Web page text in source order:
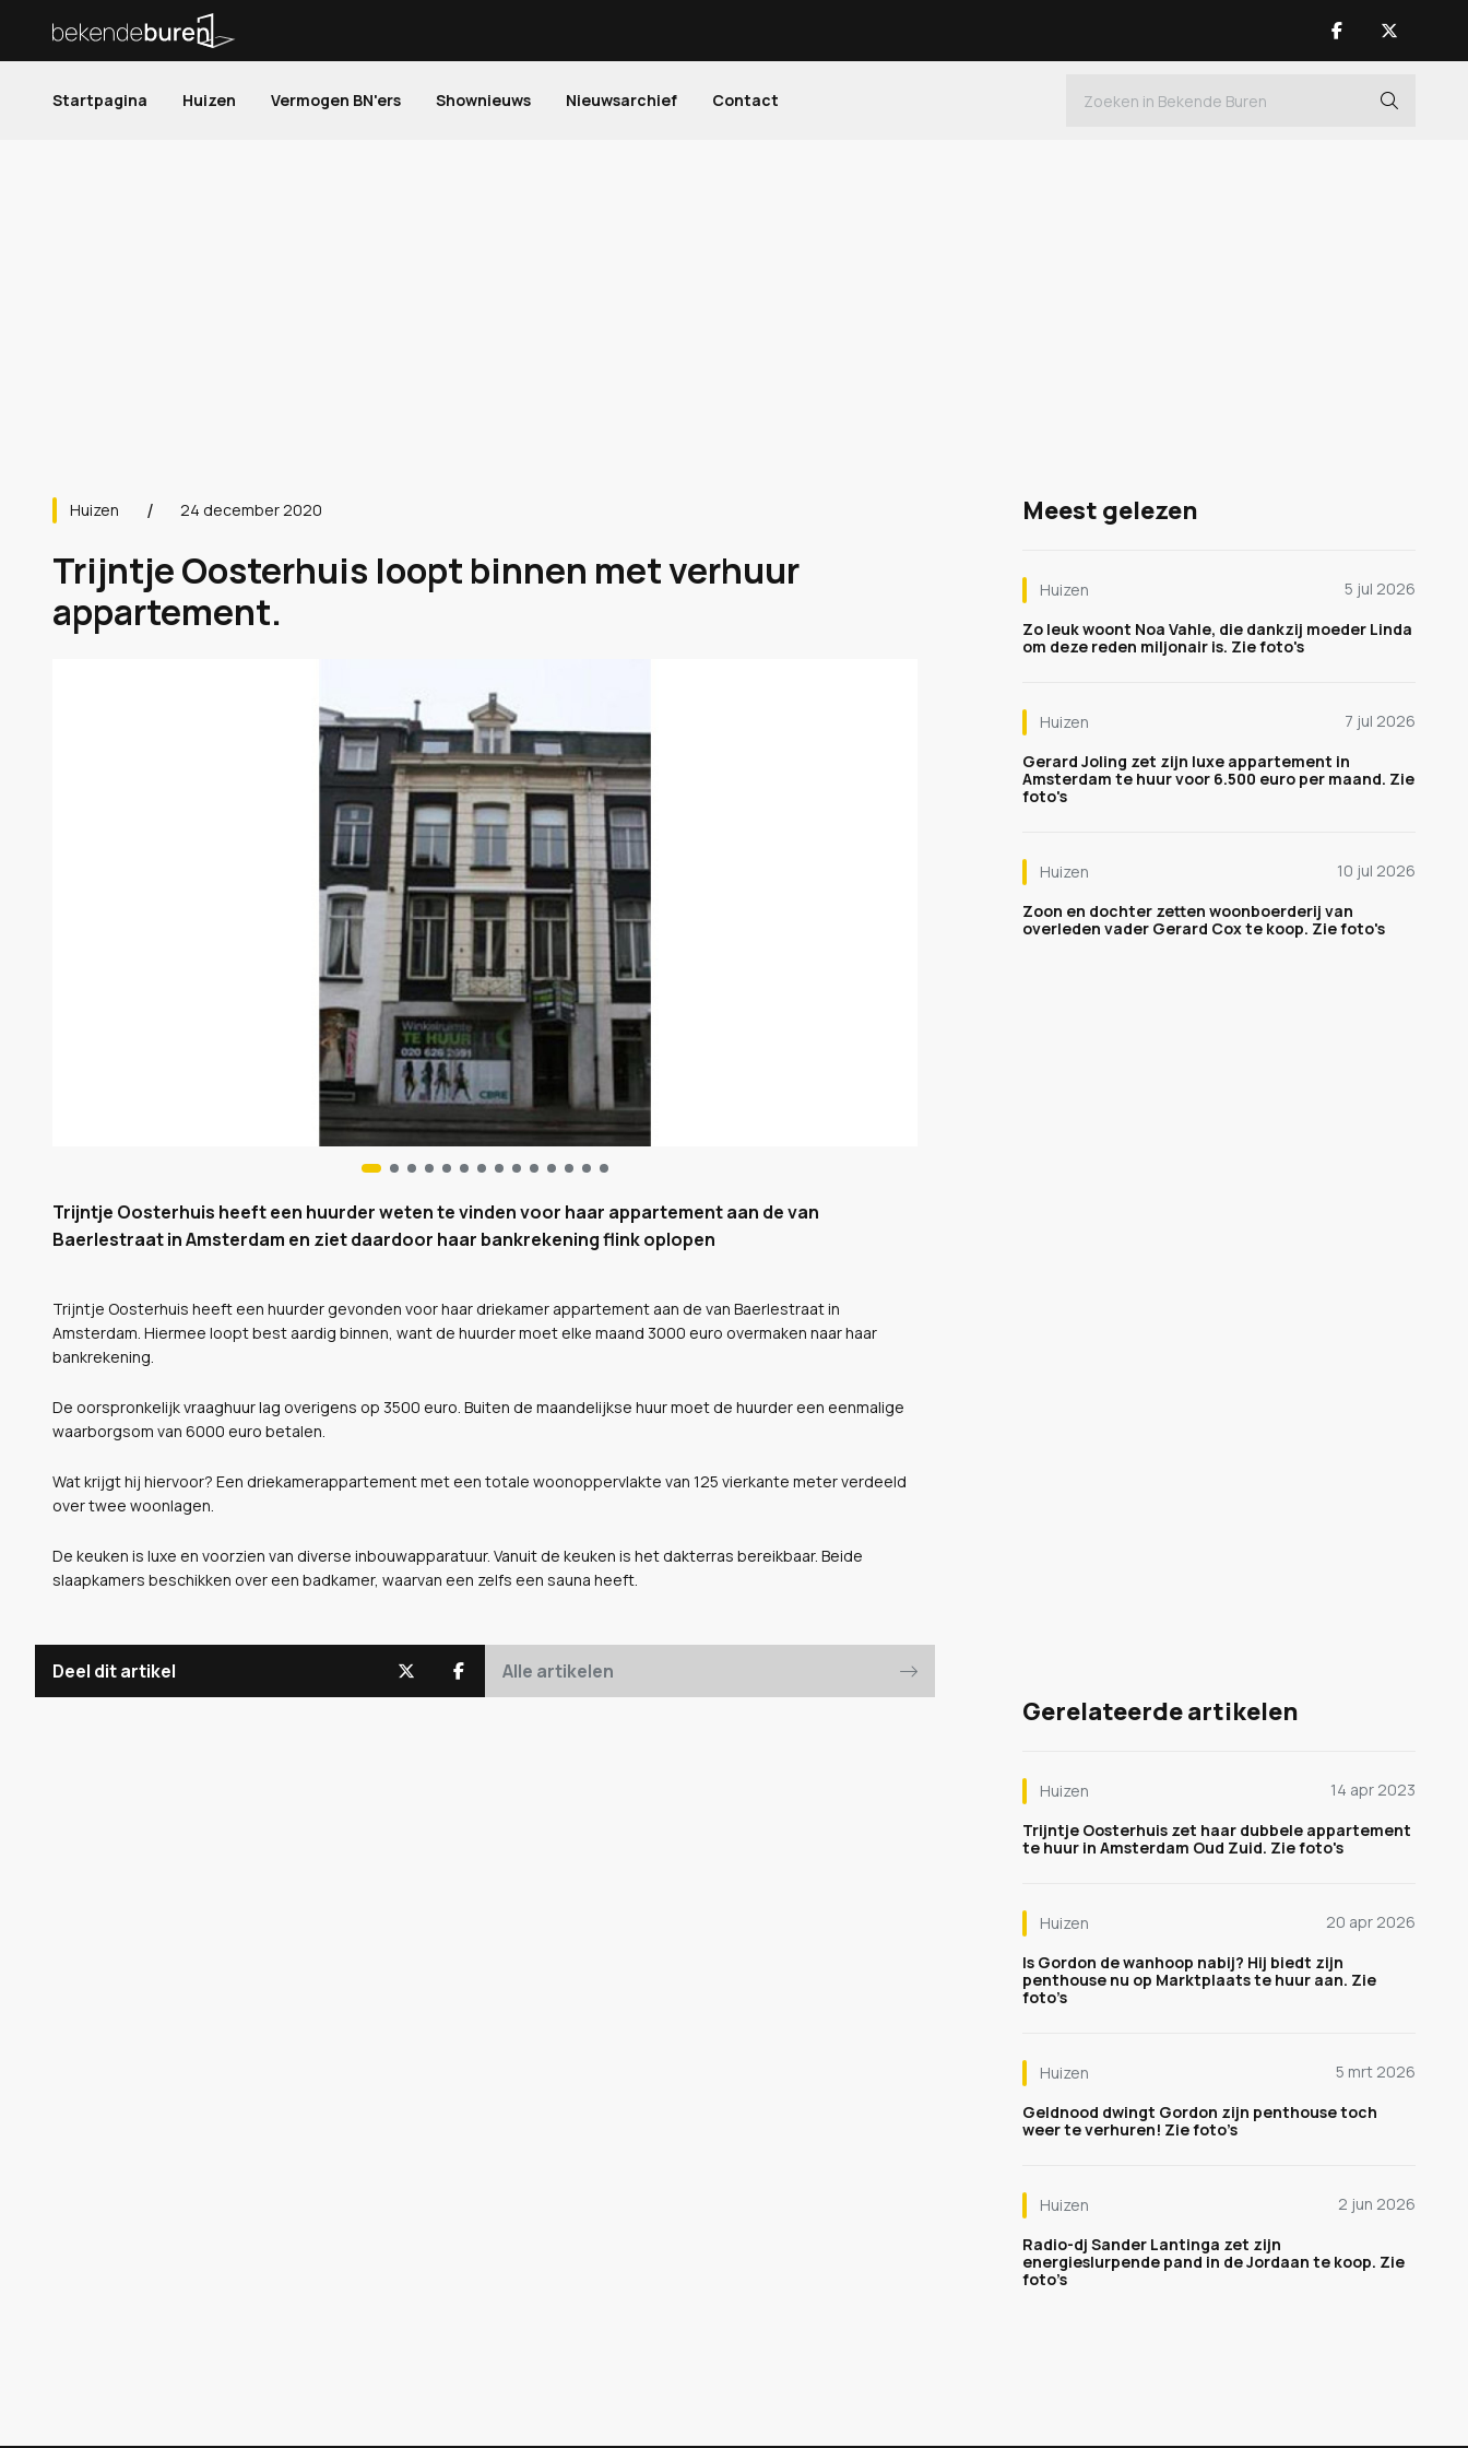
Startpagina Huizen Vermogen BN'ers Shownieuws Nieuwsarchief Contact
Huizen 24 december 2020
Trijntje Oosterhuis loopt binnen met verhuur
appartement.
Trijntje Oosterhuis heeft een huurder weten te vinden voor haar appartement aan de van
Baerlestraat in Amsterdam en ziet daardoor haar bankrekening flink oplopen
Trijntje Oosterhuis heeft een huurder gevonden voor haar driekamer appartement aan de van Baerlestraat in
Amsterdam. Hiermee loopt best aardig binnen, want de huurder moet elke maand 3000 euro overmaken naar haar
bankrekening.
De oorspronkelijk vraaghuur lag overigens op 3500 euro. Buiten de maandelijkse huur moet de huurder een eenmalige
waarborgsom van 6000 euro betalen.
Wat krijgt hij hiervoor? Een driekamerappartement met een totale woonoppervlakte van 125 vierkante meter verdeeld
over twee woonlagen.
De keuken is luxe en voorzien van diverse inbouwapparatuur. Vanuit de keuken is het dakterras bereikbaar. Beide
slaapkamers beschikken over een badkamer, waarvan een zelfs een sauna heeft.
Deel dit artikel Alle artikelen
Meest gelezen
Huizen
5 jul 2026
Zo leuk woont Noa Vahle, die dankzij moeder Linda
om deze reden miljonair is. Zie foto's
Huizen
7 jul 2026
Gerard Joling zet zijn luxe appartement in
Amsterdam te huur voor 6.500 euro per maand. Zie
foto's
Huizen
10 jul 2026
Zoon en dochter zetten woonboerderij van
overleden vader Gerard Cox te koop. Zie foto's
Gerelateerde artikelen
Huizen
14 apr 2023
Trijntje Oosterhuis zet haar dubbele appartement
te huur in Amsterdam Oud Zuid. Zie foto's
Huizen
20 apr 2026
Is Gordon de wanhoop nabij? Hij biedt zijn
penthouse nu op Marktplaats te huur aan. Zie
foto’s
Huizen
5 mrt 2026
Geldnood dwingt Gordon zijn penthouse toch
weer te verhuren! Zie foto’s
Huizen
2 jun 2026
Radio-dj Sander Lantinga zet zijn
energieslurpende pand in de Jordaan te koop. Zie
foto’s